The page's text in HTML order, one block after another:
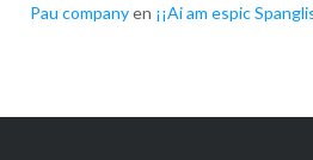
Pau companyen ¡¡Ai am espic